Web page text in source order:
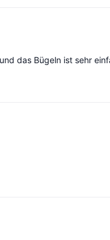
das Bügeln ist sehr